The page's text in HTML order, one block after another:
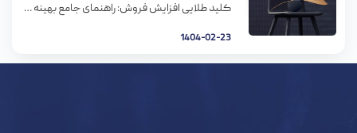
کلید طلایی افزایش فروش: راهنمای جامع بهینه سازی وب سایت در دنیای پر رقابت امروز، داشتن یک وب سایت زیبا و کارآمد کافی نیست. برای اینکه وب سایت شما واقعاً بتواند به عنوان یک ابزار قدرتمند برای افزایش فروش عمل کند، باید به طور مداوم بهینه سازی شود.
1404-02-23